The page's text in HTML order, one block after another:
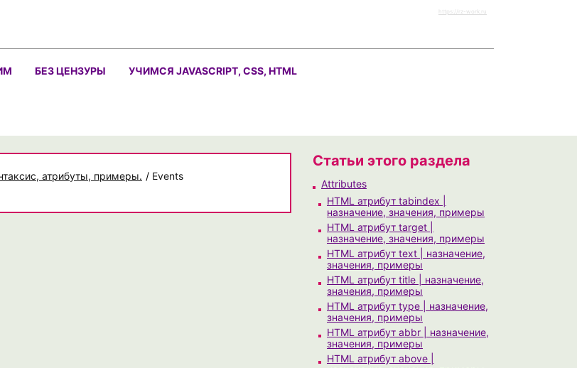
https://rz-work.ru
БЕЗ ЦЕНЗУРЫ УЧИМСЯ JAVASCRIPT, CSS, HTML
атрибуты, примеры. / Events
Статьи этого раздела
Attributes
HTML атрибут tabindex |
назначение, значения, примеры
HTML атрибут target |
назначение, значения, примеры
HTML атрибут text | назначение,
значения, примеры
HTML атрибут title | назначение,
значения, примеры
HTML атрибут type | назначение,
значения, примеры
HTML атрибут abbr | назначение,
значения, примеры
HTML атрибут above |